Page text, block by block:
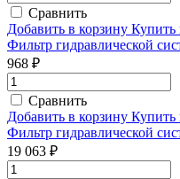
Сравнить
Добавить в корзину Купить
Фильтр гидравлической
968 ₽
Сравнить
Добавить в корзину Купить
Фильтр гидравлической
19 063 ₽